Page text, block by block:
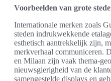
Voorbeelden van grote
Internationale merken zoals
steden indrukwekkende
esthetisch aantrekkelijk zijn,
merkverhaal communiceren.
en Milaan zijn vaak thema-
nieuwsgierigheid van de
samengestelde displays en